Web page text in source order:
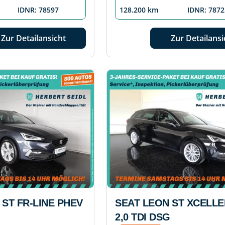
IDNR: 78597
Zur Detailansicht
128.200 km IDNR:
Zur
FR-LINE PHEV
SEAT LEON ST
2,0 TDI DSG